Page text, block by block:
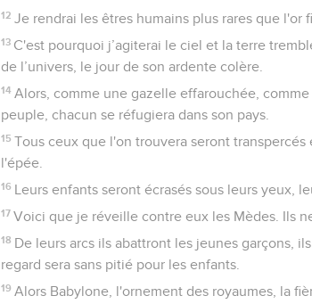
12 Je rendrai les êtres humains plus rares que l'or
13 C'est pourquoi j’agiterai le ciel et la terre
de l’univers, le jour de son ardente colère.
14 Alors, comme une gazelle effarouchée,
peuple, chacun se réfugiera dans son pays.
15 Tous ceux que l'on trouvera seront
l'épée.
16 Leurs enfants seront écrasés sous leurs yeux,
17 Voici que je réveille contre eux les Mèdes. Ils
18 De leurs arcs ils abattront les jeunes garçons,
regard sera sans pitié pour les enfants.
19 Alors Babylone, l'ornement des royaumes, la